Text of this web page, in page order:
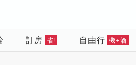
訂房 省! 自由行 機+酒